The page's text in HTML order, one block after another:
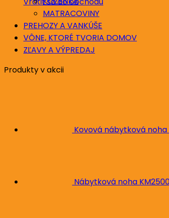
MATRACOVINY
PREHOZY A VANKÚŠE
VÔNE, KTORÉ TVORIA DOMOV
ZĽAVY A VÝPREDAJ
Produkty v akcii
Kovová nábytková
Nábytková noha